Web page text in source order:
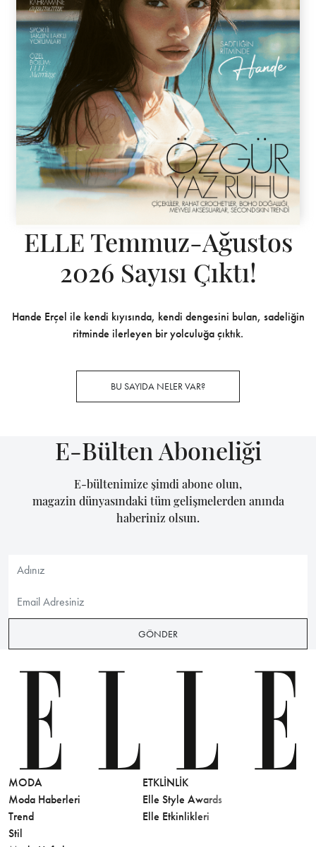
ELLE Temmuz-Ağustos
2026 Sayısı Çıktı!
Hande Erçel ile kendi kıyısında, kendi dengesini bulan, sadeliğin
ritminde ilerleyen bir yolculuğa çıktık.
BU SAYIDA NELER VAR?
E-Bülten Aboneliği
E-bültenimize şimdi abone olun,
magazin dünyasındaki tüm gelişmelerden anında
haberiniz olsun.
GÖNDER
MODA
Moda Haberleri
Trend
Stil
ETKLINLIK
Elle Style Awards
Elle Etkinlikleri